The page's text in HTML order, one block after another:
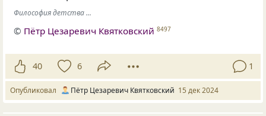
Философия детства ...
© Пётр Цезаревич Квятковский 8497
40 6 1
Опубликовал Пётр Цезаревич Квятковский 15 дек 2024